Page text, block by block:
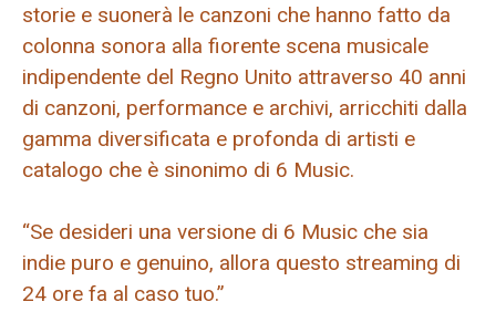
storie e suonerà le canzoni che hanno fatto da
colonna sonora alla fiorente scena musicale
indipendente del Regno Unito attraverso 40 anni
di canzoni, performance e archivi, arricchiti dalla
gamma diversificata e profonda di artisti e
catalogo che è sinonimo di 6 Music.
“Se desideri una versione di 6 Music che sia
indie puro e genuino, allora questo streaming di
24 ore fa al caso tuo.”